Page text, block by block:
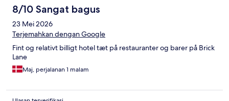
8/10 Sangat bagus
23 Mei 2026
Terjemahkan dengan Google
Fint og relativt billigt hotel tæt på restauranter og barer på Brick
Lane
Maj, perjalanan 1 malam